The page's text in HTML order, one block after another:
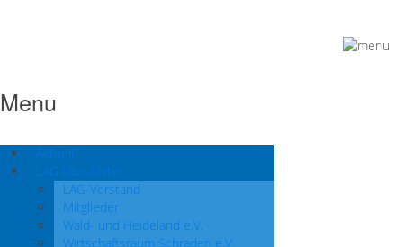
Menu
Aktuell
LAG Elbe-Elster
LAG-Vorstand
Mitglieder
Wald- und Heideland e.V.
Wirtschaftsraum Schraden e.V.